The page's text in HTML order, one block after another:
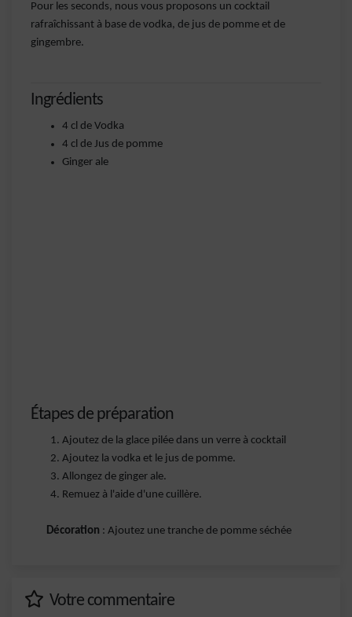
Pour les seconds, nous vous proposons un cocktail
rafraîchissant à base de vodka, de jus de pomme et de
gingembre.
Ingrédients
4 cl de Vodka
4 cl de Jus de pomme
Ginger ale
Étapes de préparation
Ajoutez de la glace pilée dans un verre à cocktail
Ajoutez la vodka et le jus de pomme.
Allongez de ginger ale.
Remuez à l'aide d'une cuillère.
Décoration : Ajoutez une tranche de pomme séchée
Votre commentaire